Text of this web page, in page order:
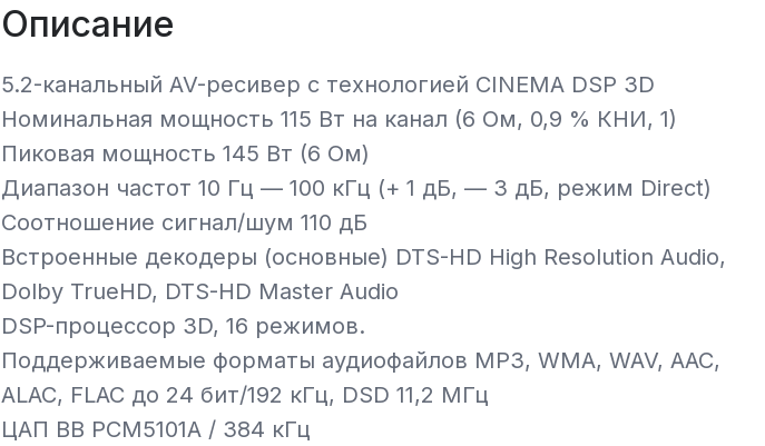
Описание
5.2-канальный AV-ресивер с технологией CINEMA DSP 3D
Номинальная мощность 115 Вт на канал (6 Ом, 0,9 % КНИ, 1)
Пиковая мощность 145 Вт (6 Ом)
Диапазон частот 10 Гц — 100 кГц (+ 1 дБ, — 3 дБ, режим Direct)
Соотношение сигнал/шум 110 дБ
Встроенные декодеры (основные) DTS-HD High Resolution Audio,
Dolby TrueHD, DTS-HD Master Audio
DSP-процессор 3D, 16 режимов.
Поддерживаемые форматы аудиофайлов MP3, WMA, WAV, AAC,
ALAC, FLAC до 24 бит/192 кГц, DSD 11,2 МГц
ЦАП BB PCM5101A / 384 кГц